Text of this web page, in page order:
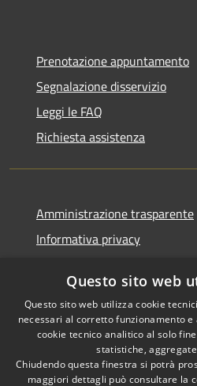
Prenotazione appuntamento
Segnalazione disservizio
Leggi le FAQ
Richiesta assistenza
Amministrazione trasparente
Informativa privacy
Dichiarazione di accessibilità
RSS
Questo sito web
Questo sito web utilizza cookie
necessari al corretto funzionamento
cookie tecnico analitico al solo
statistiche,
Chiudendo questa finestra si potrà
maggiori dettagli può consultare la